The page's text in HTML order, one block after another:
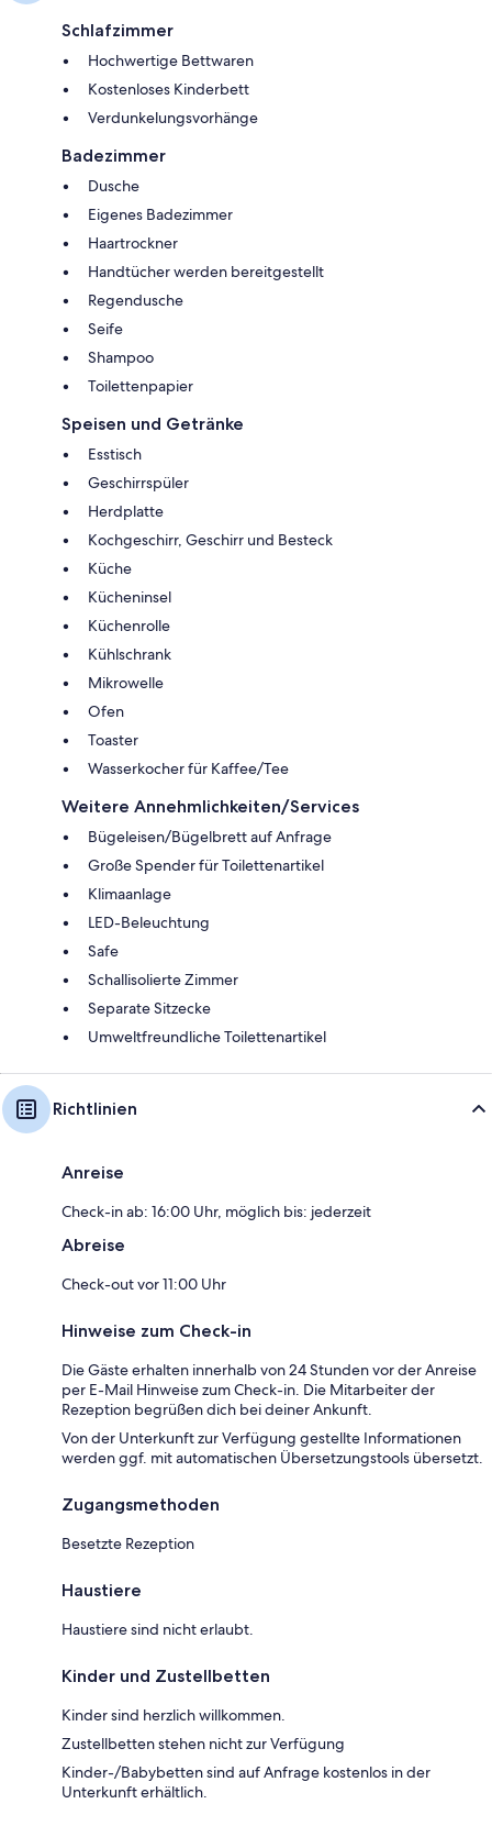
Schlafzimmer
Hochwertige Bettwaren
Kostenloses Kinderbett
Verdunkelungsvorhänge
Badezimmer
Dusche
Eigenes Badezimmer
Haartrockner
Handtücher werden bereitgestellt
Regendusche
Seife
Shampoo
Toilettenpapier
Speisen und Getränke
Esstisch
Geschirrspüler
Herdplatte
Kochgeschirr, Geschirr und Besteck
Küche
Kücheninsel
Küchenrolle
Kühlschrank
Mikrowelle
Ofen
Toaster
Wasserkocher für Kaffee/Tee
Weitere Annehmlichkeiten/Services
Bügeleisen/Bügelbrett auf Anfrage
Große Spender für Toilettenartikel
Klimaanlage
LED-Beleuchtung
Safe
Schallisolierte Zimmer
Separate Sitzecke
Umweltfreundliche Toilettenartikel
Richtlinien
Anreise
Check-in ab: 16:00 Uhr, möglich bis: jederzeit
Abreise
Check-out vor 11:00 Uhr
Hinweise zum Check-in
Die Gäste erhalten innerhalb von 24 Stunden vor der Anreise
per E-Mail Hinweise zum Check-in. Die Mitarbeiter der
Rezeption begrüßen dich bei deiner Ankunft.
Von der Unterkunft zur Verfügung gestellte Informationen
werden ggf. mit automatischen Übersetzungstools übersetzt.
Zugangsmethoden
Besetzte Rezeption
Haustiere
Haustiere sind nicht erlaubt.
Kinder und Zustellbetten
Kinder sind herzlich willkommen.
Zustellbetten stehen nicht zur Verfügung
Kinder-/Babybetten sind auf Anfrage kostenlos in der
Unterkunft erhältlich.